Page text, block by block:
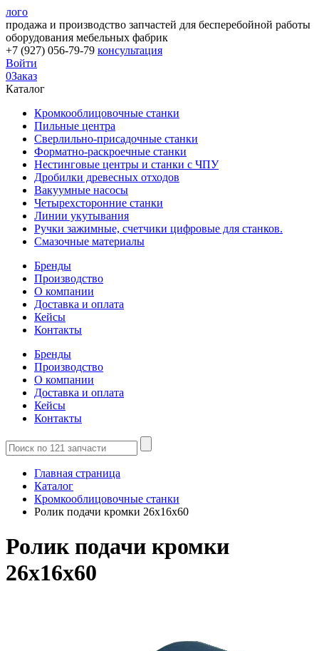
лого
продажа и производство запчастей для бесперебойной работы
оборудования мебельных фабрик
+7 (927) 056-79-79 консультация
Войти
0Заказ
Каталог
Кромкооблицовочные станки
Пильные центра
Сверлильно-присадочные станки
Форматно-раскроечные станки
Нестинговые центры и станки с ЧПУ
Дробилки древесных отходов
Вакуумные насосы
Четырехсторонние станки
Линии укутывания
Ручки зажимные, счетчики цифровые для станков.
Смазочные материалы
Бренды
Производство
О компании
Доставка и оплата
Кейсы
Контакты
Бренды
Производство
О компании
Доставка и оплата
Кейсы
Контакты
Главная страница
Каталог
Кромкооблицовочные станки
Ролик подачи кромки 26x16x60
Ролик подачи кромки
26x16x60